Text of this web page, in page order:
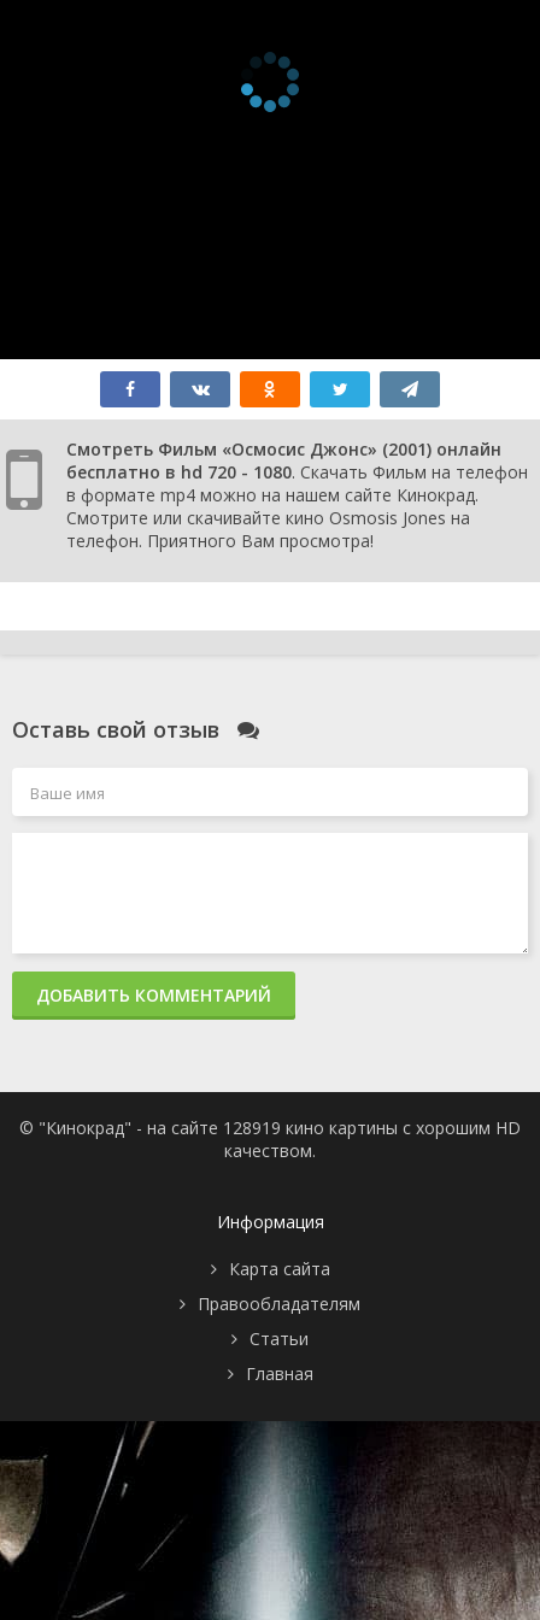
Смотреть Фильм «Осмосис Джонс» (2001) онлайн
бесплатно в hd 720 - 1080. Скачать Фильм на телефон
в формате mp4 можно на нашем сайте Кинокрад.
Смотрите или скачивайте кино Osmosis Jones на
телефон. Приятного Вам просмотра!
Оставь свой отзыв
ДОБАВИТЬ КОММЕНТАРИЙ
© "Кинокрад" - на сайте 128919 кино картины с хорошим HD
качеством.
Информация
Карта сайта
Правообладателям
Статьи
Главная